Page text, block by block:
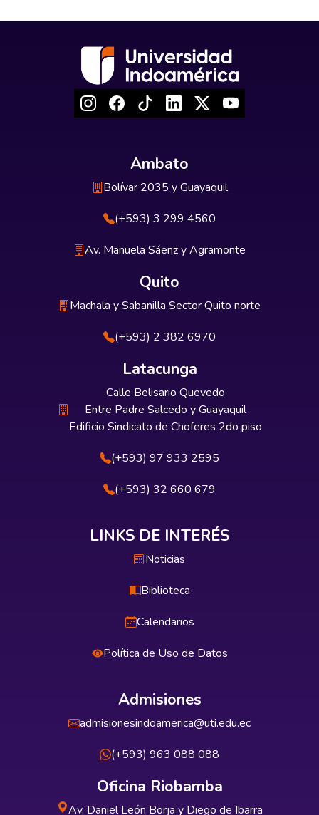
Ambato
Bolívar 2035 y Guayaquil
(+593) 3 299 4560
Av. Manuela Sáenz y Agramonte
Quito
Machala y Sabanilla Sector Quito norte
(+593) 2 382 6970
Latacunga
Calle Belisario Quevedo
Entre Padre Salcedo y Guayaquil
Edificio Sindicato de Choferes 2do piso
(+593) 97 933 2595
(+593) 32 660 679
LINKS DE INTERÉS
Noticias
Biblioteca
Calendarios
Política de Uso de Datos
Admisiones
admisionesindoamerica@uti.edu.ec
(+593) 963 088 088
Oficina Riobamba
Av. Daniel León Borja y Diego de Ibarra